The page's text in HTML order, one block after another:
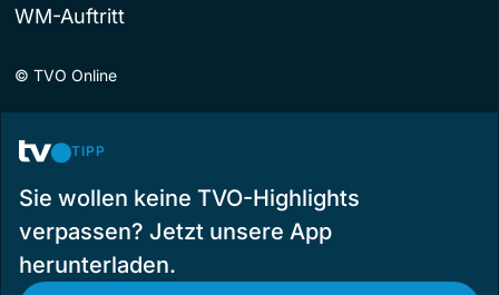
WM-Auftritt
© TVO Online
TIPP
Sie wollen keine TVO-Highlights
verpassen? Jetzt unsere App
herunterladen.